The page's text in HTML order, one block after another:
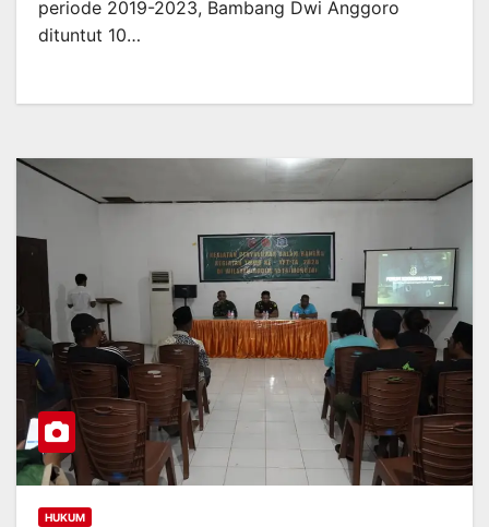
periode 2019-2023, Bambang Dwi Anggoro
dituntut 10…
HUKUM